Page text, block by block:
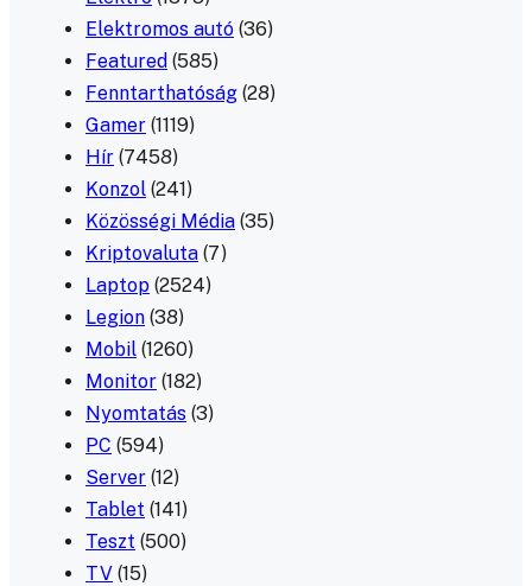
Elektromos autó (36)
Featured (585)
Fenntarthatóság (28)
Gamer (1119)
Hír (7458)
Konzol (241)
Közösségi Média (35)
Kriptovaluta (7)
Laptop (2524)
Legion (38)
Mobil (1260)
Monitor (182)
Nyomtatás (3)
PC (594)
Server (12)
Tablet (141)
Teszt (500)
TV (15)